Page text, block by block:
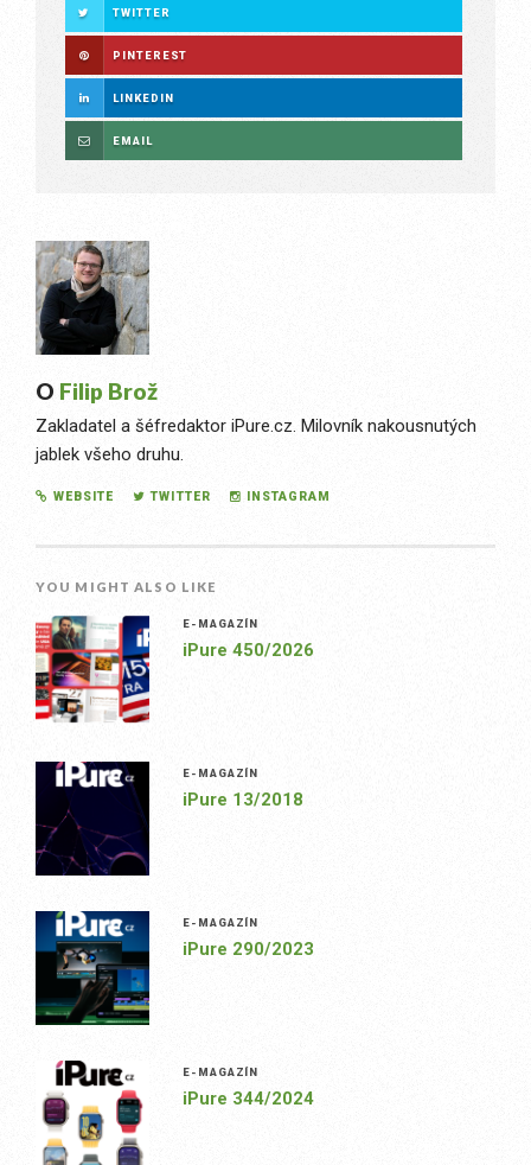
TWITTER
PINTEREST
LINKEDIN
EMAIL
O Filip Brož
Zakladatel a šéfredaktor iPure.cz. Milovník nakousnutých
jablek všeho druhu.
WEBSITE TWITTER INSTAGRAM
YOU MIGHT ALSO LIKE
E-MAGAZÍN
iPure 450/2026
E-MAGAZÍN
iPure 13/2018
E-MAGAZÍN
iPure 290/2023
E-MAGAZÍN
iPure 344/2024